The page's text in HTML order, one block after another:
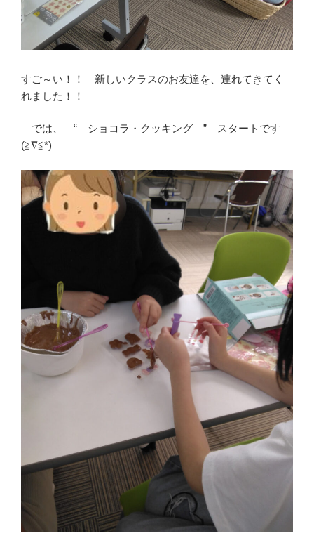
すご～い！！ 新しいクラスのお友達を、連れてきてく
れました！！
では、 “ ショコラ・クッキング ” スタートです
(≧∇≦*)